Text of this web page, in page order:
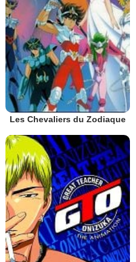
Les Chevaliers du Zodiaque